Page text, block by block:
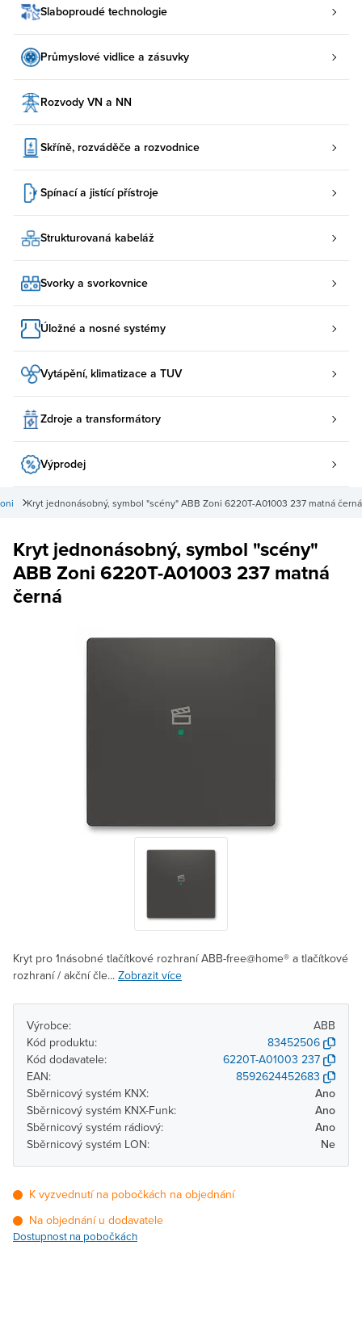
Slaboproudé technologie
Průmyslové vidlice a zásuvky
Rozvody VN a NN
Skříně, rozváděče a rozvodnice
Spínací a jistící přístroje
Strukturovaná kabeláž
Svorky a svorkovnice
Úložné a nosné systémy
Vytápění, klimatizace a TUV
Zdroje a transformátory
Výprodej
Kryt jednonásobný, symbol "scény" ABB Zoni 6220T-A01003 237 matná černá
Kryt jednonásobný, symbol "scény"
ABB Zoni 6220T-A01003 237 matná
černá
Kryt pro 1násobné tlačítkové rozhraní ABB-free@home® a tlačítkové
rozhraní / akční čle... Zobrazit více
Výrobce:
ABB
Kód produktu:
83452506
Kód dodavatele:
6220T-A01003 237
EAN:
8592624452683
Sběrnicový systém KNX:
Ano
Sběrnicový systém KNX-Funk:
Ano
Sběrnicový systém rádiový:
Ano
Sběrnicový systém LON:
Ne
K vyzvednutí na pobočkách na objednání
Na objednání u dodavatele
Dostupnost na pobočkách